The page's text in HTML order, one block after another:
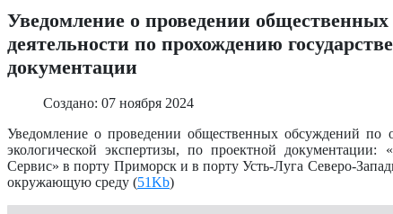
Уведомление о проведении
деятельности по прохождению
документации
Создано: 07 ноября 2024
Уведомление о проведении общественных обсуждений по
экологической экспертизы, по проектной
Сервис» в порту Приморск и в порту Усть-Луга Северо-
окружающую среду (51Kb)